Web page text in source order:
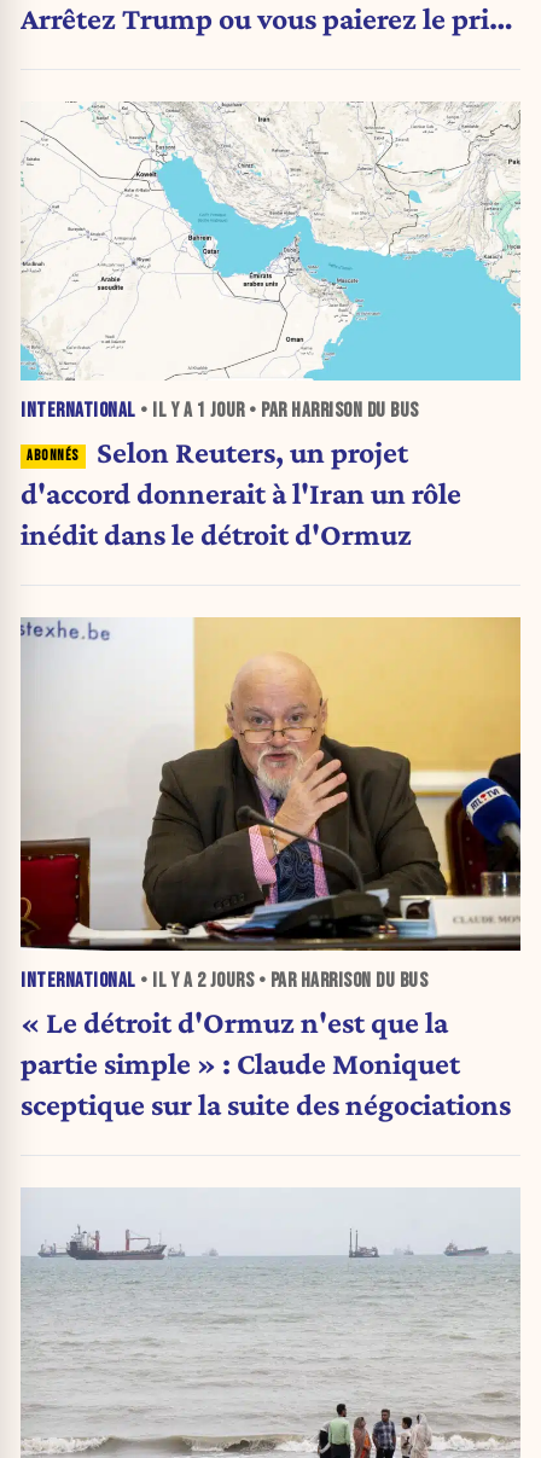
Arrêtez Trump ou vous paierez le prix
INTERNATIONAL • IL Y A 1 JOUR• PAR HARRISON DU BUS
Selon Reuters, un projet
d'accord donnerait à l'Iran un rôle
inédit dans le détroit d'Ormuz
INTERNATIONAL • IL Y A 2 JOURS• PAR HARRISON DU BUS
« Le détroit d'Ormuz n'est que la
partie simple » : Claude Moniquet
sceptique sur la suite des négociations